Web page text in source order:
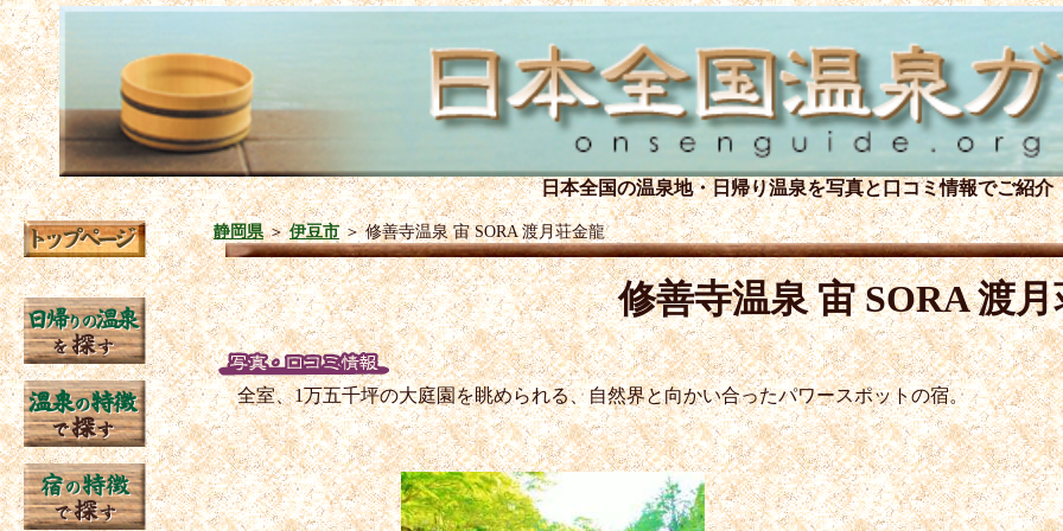
日本全国の温泉地・日帰り温泉を写真と口コミ情報でご紹介
静岡県＞伊豆市＞修善寺温泉 宙 SORA 渡月荘金龍
修善寺温泉 宙 SORA 渡
全室、1万五千坪の大庭園を眺められる、自然界と向かい合ったパワースポットの宿。